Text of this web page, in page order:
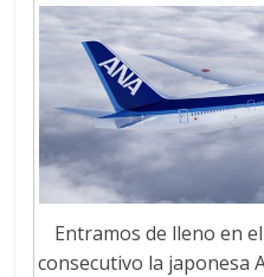
Entramos de lleno en
consecutivo la japonesa